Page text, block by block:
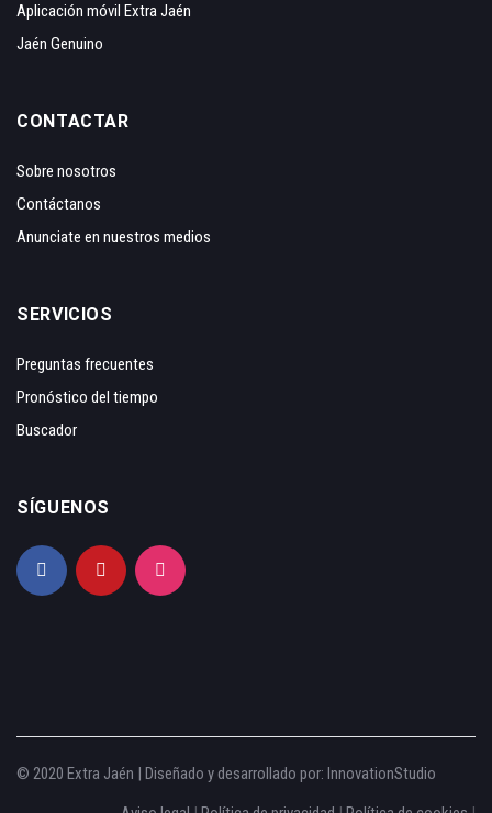
Aplicación móvil Extra Jaén
Jaén Genuino
CONTACTAR
Sobre nosotros
Contáctanos
Anunciate en nuestros medios
SERVICIOS
Preguntas frecuentes
Pronóstico del tiempo
Buscador
SÍGUENOS
© 2020 Extra Jaén | Diseñado y desarrollado por: InnovationStudio